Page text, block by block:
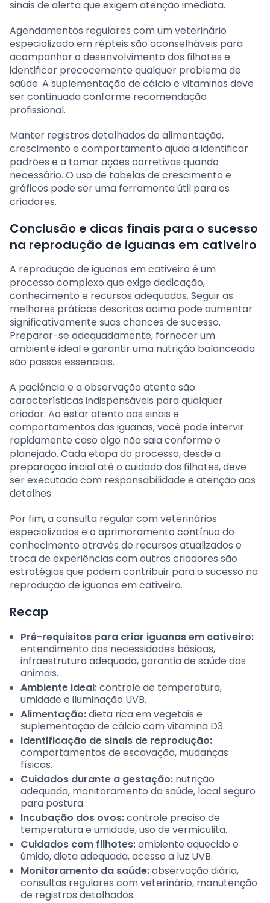
sinais de alerta que exigem atenção imediata.
Agendamentos regulares com um veterinário
especializado em répteis são aconselháveis para
acompanhar o desenvolvimento dos filhotes e
identificar precocemente qualquer problema de
saúde. A suplementação de cálcio e vitaminas deve
ser continuada conforme recomendação
profissional.
Manter registros detalhados de alimentação,
crescimento e comportamento ajuda a identificar
padrões e a tomar ações corretivas quando
necessário. O uso de tabelas de crescimento e
gráficos pode ser uma ferramenta útil para os
criadores.
Conclusão e dicas finais para o sucesso
na reprodução de iguanas em cativeiro
A reprodução de iguanas em cativeiro é um
processo complexo que exige dedicação,
conhecimento e recursos adequados. Seguir as
melhores práticas descritas acima pode aumentar
significativamente suas chances de sucesso.
Preparar-se adequadamente, fornecer um
ambiente ideal e garantir uma nutrição balanceada
são passos essenciais.
A paciência e a observação atenta são
características indispensáveis para qualquer
criador. Ao estar atento aos sinais e
comportamentos das iguanas, você pode intervir
rapidamente caso algo não saia conforme o
planejado. Cada etapa do processo, desde a
preparação inicial até o cuidado dos filhotes, deve
ser executada com responsabilidade e atenção aos
detalhes.
Por fim, a consulta regular com veterinários
especializados e o aprimoramento contínuo do
conhecimento através de recursos atualizados e
troca de experiências com outros criadores são
estratégias que podem contribuir para o sucesso na
reprodução de iguanas em cativeiro.
Recap
Pré-requisitos para criar iguanas em cativeiro:
entendimento das necessidades básicas,
infraestrutura adequada, garantia de saúde dos
animais.
Ambiente ideal:controle de temperatura,
umidade e iluminação UVB.
Alimentação:dieta rica em vegetais e
suplementação de cálcio com vitamina D3.
Identificação de sinais de reprodução:
comportamentos de escavação, mudanças
físicas.
Cuidados durante a gestação: nutrição
adequada, monitoramento da saúde, local seguro
para postura.
Incubação dos ovos:controle preciso de
temperatura e umidade, uso de vermiculita.
Cuidados com filhotes:ambiente aquecido e
úmido, dieta adequada, acesso a luz UVB.
Monitoramento da saúde:observação diária,
consultas regulares com veterinário, manutenção
de registros detalhados.